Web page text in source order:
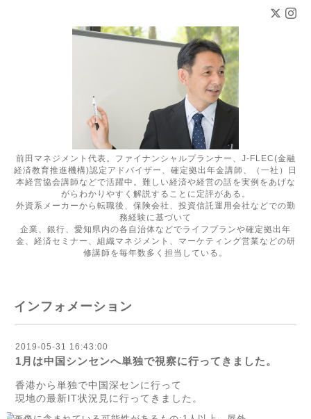
前田マネジメント代表。ファイナンシャルプランナー、J-FLEC(金融
経済教育推進機構)認定アドバイザー、確定拠出年金講師、（一社）日
本経営協会講師などで活躍中。難しい経済や経営の話を実例をあげな
がらわかりやすく解説することに定評がある。
外資系メーカーから転職後、保険会社、投資信託運用会社などでの勤
務経験に基づいて
企業、銀行、愛知県内の各自治体などでライフプランや確定拠出年
金、経済セミナー、組織マネジメント、マーケティング営業などの研
修講師を毎年数多く担当している。
インフォメーション
2019-05-31 16:43:00
1月は中国シンセンへ単独で視察に行ってきました。
香港から単独で中国深センに行って
現地の最新IT状況見に行ってきました。